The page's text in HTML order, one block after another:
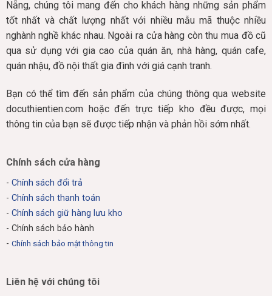
Nẵng, chúng tôi mang đến cho khách hàng những sản phẩm
tốt nhất và chất lượng nhất với nhiều mẫu mã thuộc nhiều
nghành nghề khác nhau. Ngoài ra cửa hàng còn thu mua đồ cũ
qua sử dụng với gia cao của quán ăn, nhà hàng, quán cafe,
quán nhậu, đồ nội thất gia đình với giá cạnh tranh.
Bạn có thể tìm đến sản phẩm của chúng thông qua website
docuthientien.com hoặc đến trực tiếp kho đều được, mọi
thông tin của bạn sẽ được tiếp nhận và phản hồi sớm nhất.
Chính sách cửa hàng
- Chính sách đổi trả
- Chính sách thanh toán
- Chính sách giữ hàng lưu kho
- Chính sách bảo hành
- Chính sách bảo mật thông tin
Liên hệ với chúng tôi